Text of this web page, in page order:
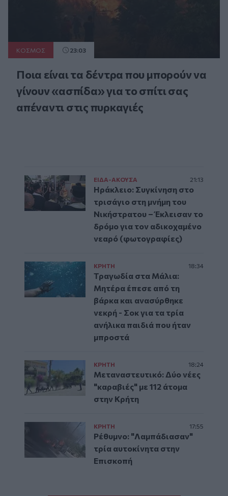
ΚΟΣΜΟΣ 23:03
Ποια είναι τα δέντρα που μπορούν να
γίνουν «ασπίδα» για το σπίτι σας
απέναντι στις πυρκαγιές
ΕΙΔΑ-ΑΚΟΥΣΑ 21:13
Ηράκλειο: Συγκίνηση στο
τρισάγιο στη μνήμη του
Νικήστρατου – Έκλεισαν το
δρόμο για τον αδικοχαμένο
νεαρό (φωτογραφίες)
ΚΡΗΤΗ 18:34
Τραγωδία στα Μάλια:
Μητέρα έπεσε από τη
βάρκα και ανασύρθηκε
νεκρή - Σοκ για τα τρία
ανήλικα παιδιά που ήταν
μπροστά
ΚΡΗΤΗ 18:24
Μεταναστευτικό: Δύο νέες
"καραβιές" με 112 άτομα
στην Κρήτη
ΚΡΗΤΗ 17:55
Ρέθυμνο: "Λαμπάδιασαν"
τρία αυτοκίνητα στην
Επισκοπή